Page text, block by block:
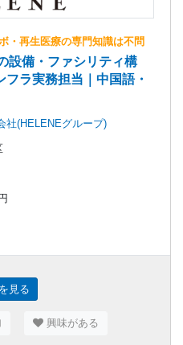
・再生医療の専門知識は不問
設備・ファシリティ構
ラ実務担当｜中国語・
社(HELENEグループ)
見る
興味がある